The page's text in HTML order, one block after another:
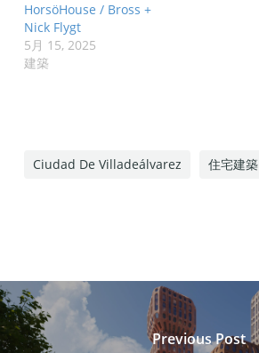
HorsöHouse / Bross +
Nick Flygt
5月 15, 2025
建築
Ciudad De Villadeálvarez 住宅建築
Previous Post